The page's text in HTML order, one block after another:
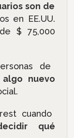
son de
en EE.UU.
$ 75,000
de
nuevo
cuando
qué